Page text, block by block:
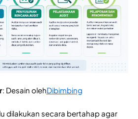
: Desain olehDibimbing
dilakukan secara bertahap agar